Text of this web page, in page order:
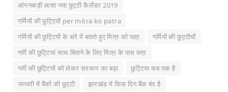
आंगनबाड़ी आशा नया छुट्टी कैलेंडर 2019
गर्मियों की छुट्टियों per mitra ko patra
गर्मियों की छुट्टियों के बारे में बताते हुए मित्र को पत्र
गर्मियों की छुट्टीयाँ
गर्मी की छुट्टियां साथ बिताने के लिए मित्र के पास पत्र
गर्मी की छुट्टियों को लेकर सरकार का बड़ा
छुट्टिया कब तक है
जनवरी में बैंकों की छुट्टी
झारखंड में किस दिन बैंक बंद है